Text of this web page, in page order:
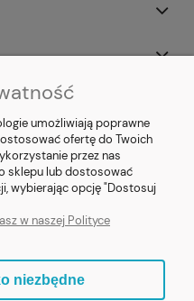
| Tel.:511546060| NIP:
12, 03-802 Warszawa
PREZENT
umożliwiają poprawne
ofertę do Twoich
przez nas
sklepu lub dostosować
wybierając opcję "Dostosuj
w naszej Polityce
niezbędne